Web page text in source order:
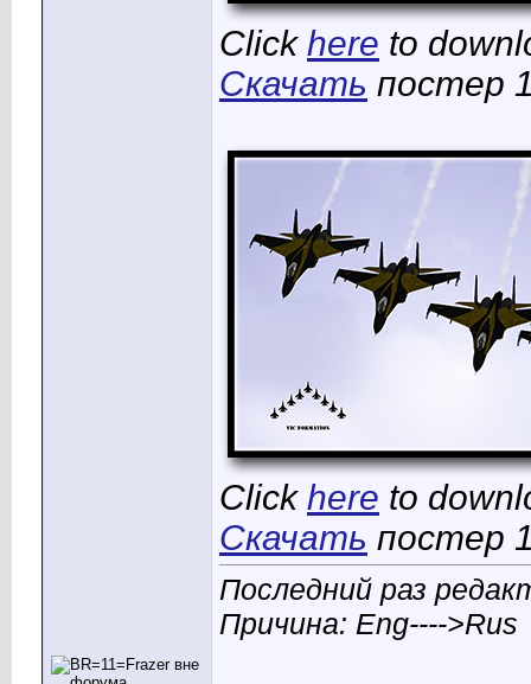
Click here to
Скачать постер
Click here to
Скачать постер
Последний раз
Причина: Eng---->Rus